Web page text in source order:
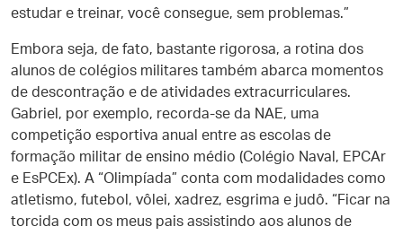
estudar e treinar, você consegue, sem problemas.”
Embora seja, de fato, bastante rigorosa, a rotina dos
alunos de colégios militares também abarca momentos
de descontração e de atividades extracurriculares.
Gabriel, por exemplo, recorda-se da NAE, uma
competição esportiva anual entre as escolas de
formação militar de ensino médio (Colégio Naval, EPCAr
e EsPCEx). A “Olimpíada” conta com modalidades como
atletismo, futebol, vôlei, xadrez, esgrima e judô. “Ficar na
torcida com os meus pais assistindo aos alunos de